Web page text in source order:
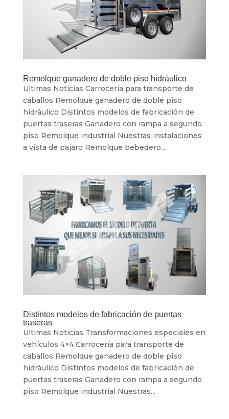
Remolque ganadero de doble piso hidráulico
Ultimas Noticias Carrocería para transporte de
caballos Remolque ganadero de doble piso
hidráulico Distintos modelos de fabricación de
puertas traseras Ganadero con rampa a segundo
piso Remolque industrial Nuestras instalaciones
a vista de pajaro Remolque bebedero...
Distintos modelos de fabricación de puertas
traseras
Ultimas Noticias Transformaciones especiales en
vehículos 4×4 Carrocería para transporte de
caballos Remolque ganadero de doble piso
hidráulico Distintos modelos de fabricación de
puertas traseras Ganadero con rampa a segundo
piso Remolque industrial Nuestras...